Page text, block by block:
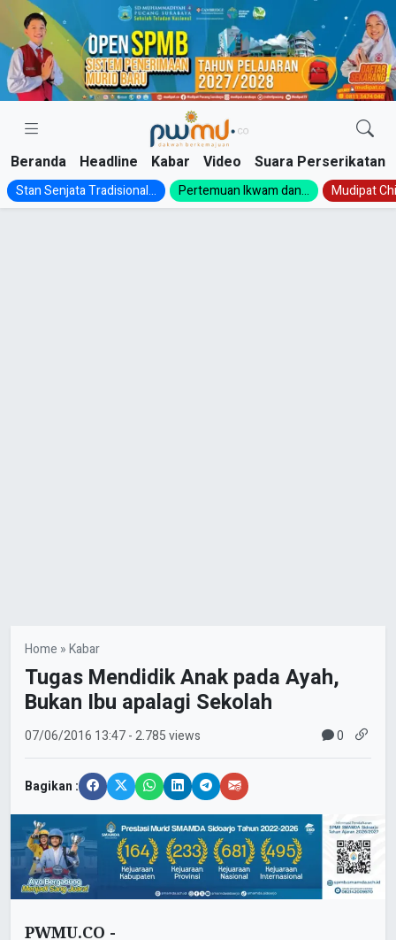
Skip
content
Beranda Headline Kabar Video Suara Perserikatan
Stan Senjata Tradisional... Pertemuan Ikwam dan... Mudipat
Home »Kabar
Tugas Mendidik Anak pada Ayah,
Bukan Ibu apalagi Sekolah
07/06/2016 13:47- 2.785 views 0
Bagikan :
PWMU.CO -